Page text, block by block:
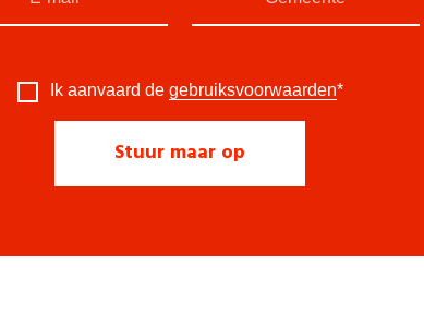
Ik aanvaard de gebruiksvoorwaarden*